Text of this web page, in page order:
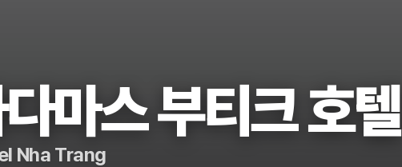
마스 부티크 호텔
Nha Trang